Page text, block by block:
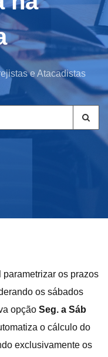
e Atacadistas
parametrizar os prazos
os sábados
opção Seg. a Sáb
o cálculo do
exclusivamente os